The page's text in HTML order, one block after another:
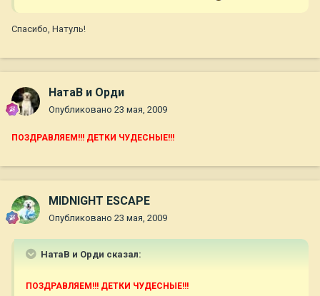
Спасибо, Натуль!
НатаВ и Орди
Опубликовано 23 мая, 2009
ПОЗДРАВЛЯЕМ!!! ДЕТКИ ЧУДЕСНЫЕ!!!
MIDNIGHT ESCAPE
Опубликовано 23 мая, 2009
НатаВ и Орди сказал:
ПОЗДРАВЛЯЕМ!!! ДЕТКИ ЧУДЕСНЫЕ!!!